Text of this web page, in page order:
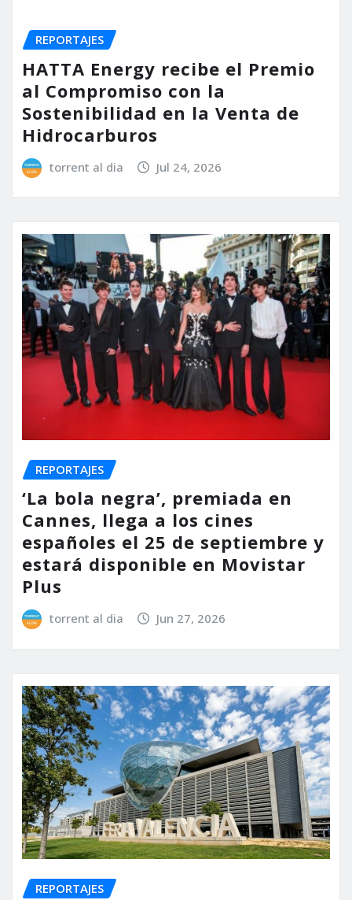
REPORTAJES
HATTA Energy recibe el Premio
al Compromiso con la
Sostenibilidad en la Venta de
Hidrocarburos
torrent al dia Jul 24, 2026
REPORTAJES
‘La bola negra’, premiada en
Cannes, llega a los cines
españoles el 25 de septiembre y
estará disponible en Movistar
Plus
torrent al dia Jun 27, 2026
REPORTAJES